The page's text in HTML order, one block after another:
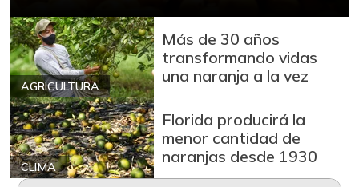
AGRICULTURA
Más de 30 años
transformando vidas
una naranja a la vez
CLIMA
Florida producirá la
menor cantidad de
naranjas desde 1930